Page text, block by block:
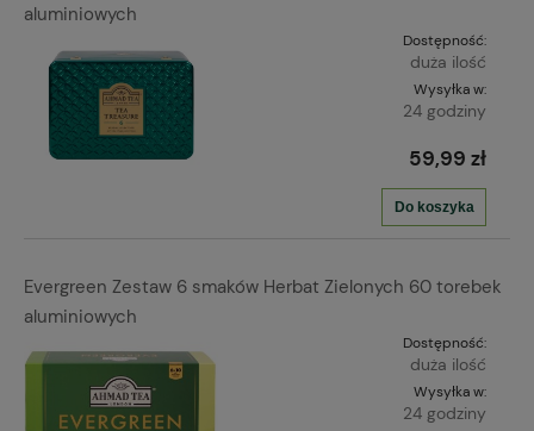
aluminiowych
Dostępność:
duża ilość
Wysyłka w:
24 godziny
59,99 zł
Do koszyka
Evergreen Zestaw 6 smaków Herbat Zielonych 60 torebek
aluminiowych
Dostępność:
duża ilość
Wysyłka w:
24 godziny